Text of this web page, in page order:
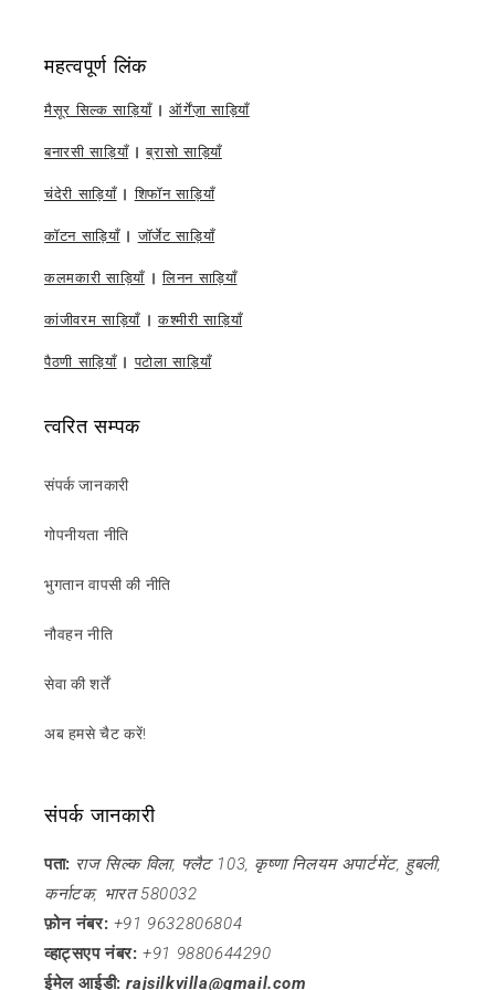
महत्वपूर्ण लिंक
मैसूर सिल्क साड़ियाँ|ऑर्गेंज़ा साड़ियाँ
बनारसी साड़ियाँ|ब्रासो साड़ियाँ
चंदेरी साड़ियाँ|शिफॉन साड़ियाँ
कॉटन साड़ियाँ|जॉर्जेट साड़ियाँ
कलमकारी साड़ियाँ|लिनन साड़ियाँ
कांजीवरम साड़ियाँ|कश्मीरी साड़ियाँ
पैठणी साड़ियाँ|पटोला साड़ियाँ
त्वरित सम्पक
संपर्क जानकारी
गोपनीयता नीति
भुगतान वापसी की नीति
नौवहन नीति
सेवा की शर्तें
अब हमसे चैट करें!
संपर्क जानकारी
पता: राज सिल्क विला, फ्लैट 103, कृष्णा निलयम अपार्टमेंट, हुबली,
कर्नाटक, भारत 580032
फ़ोन नंबर: +91 9632806804
व्हाट्सएप नंबर: +91 9880644290
ईमेल आईडी: rajsilkvilla@gmail.com